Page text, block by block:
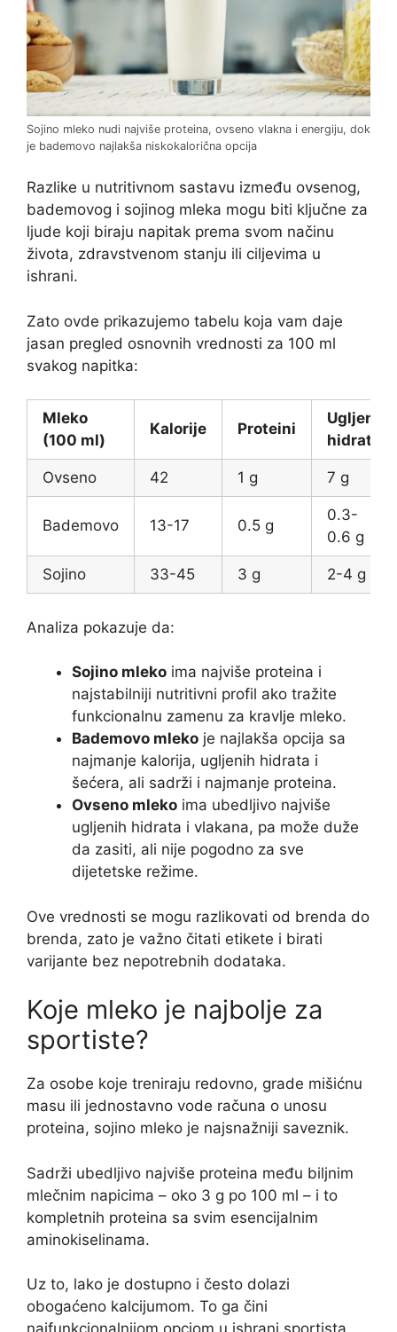
Sojino mleko nudi najviše proteina, ovseno vlakna i energiju, dok
je bademovo najlakša niskokalorična opcija
Razlike u nutritivnom sastavu između ovsenog,
bademovog i sojinog mleka mogu biti ključne za
ljude koji biraju napitak prema svom načinu
života, zdravstvenom stanju ili ciljevima u
ishrani.
Zato ovde prikazujemo tabelu koja vam daje
jasan pregled osnovnih vrednosti za 100 ml
svakog napitka:
Mleko
(100 ml)
Kalorije Proteini
Ugljeni
hidrati
Ovseno 42 1 g 7 g
Bademovo 13-17 0.5 g
0.3-
0.6 g
Sojino 33-45 3 g 2-4 g
Analiza pokazuje da:
Sojino mleko ima najviše proteina i
najstabilniji nutritivni profil ako tražite
funkcionalnu zamenu za kravlje mleko.
Bademovo mleko je najlakša opcija sa
najmanje kalorija, ugljenih hidrata i
šećera, ali sadrži i najmanje proteina.
Ovseno mleko ima ubedljivo najviše
ugljenih hidrata i vlakana, pa može duže
da zasiti, ali nije pogodno za sve
dijetetske režime.
Ove vrednosti se mogu razlikovati od brenda do
brenda, zato je važno čitati etikete i birati
varijante bez nepotrebnih dodataka.
Koje mleko je najbolje za
sportiste?
Za osobe koje treniraju redovno, grade mišićnu
masu ili jednostavno vode računa o unosu
proteina, sojino mleko je najsnažniji saveznik.
Sadrži ubedljivo najviše proteina među biljnim
mlečnim napicima – oko 3 g po 100 ml – i to
kompletnih proteina sa svim esencijalnim
aminokiselinama.
Uz to, lako je dostupno i često dolazi
obogaćeno kalcijumom. To ga čini